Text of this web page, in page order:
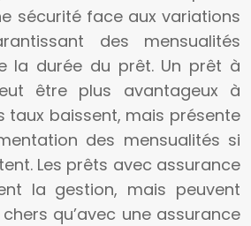
sécurité face aux variations
des mensualités
la durée du prêt. Un prêt à
être plus avantageux à
taux baissent, mais présente
des mensualités si
Les prêts avec assurance
la gestion, mais peuvent
qu’avec une assurance